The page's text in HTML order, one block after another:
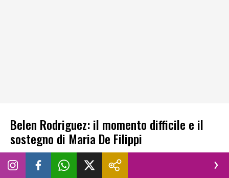
Belen Rodriguez: il momento difficile e il
sostegno di Maria De Filippi
Negli ultimi mesi si era parlato molto della possibilità di
vedere Belen alla guida dell’Isola dei Famosi. La stessa